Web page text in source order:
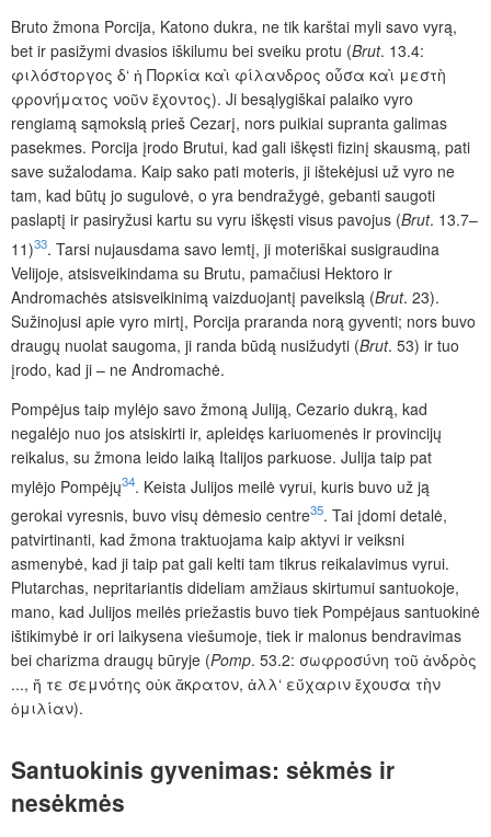
Bruto žmona Porcija, Katono dukra, ne tik karštai myli savo vyrą,
bet ir pasižymi dvasios iškilumu bei sveiku protu (Brut. 13.4:
φιλόστοργος δ‘ ἡ Πορκία καὶ φίλανδρος οὖσα καὶ μεστὴ
φρονήματος νοῦν ἔχοντος). Ji besąlygiškai palaiko vyro
rengiamą sąmokslą prieš Cezarį, nors puikiai supranta galimas
pasekmes. Porcija įrodo Brutui, kad gali iškęsti fizinį skausmą, pati
save sužalodama. Kaip sako pati moteris, ji ištekėjusi už vyro ne
tam, kad būtų jo sugulovė, o yra bendražygė, gebanti saugoti
paslaptį ir pasiryžusi kartu su vyru iškęsti visus pavojus (Brut. 13.7–
11)33. Tarsi nujausdama savo lemtį, ji moteriškai susigraudina
Velijoje, atsisveikindama su Brutu, pamačiusi Hektoro ir
Andromachės atsisveikinimą vaizduojantį paveikslą (Brut. 23).
Sužinojusi apie vyro mirtį, Porcija praranda norą gyventi; nors buvo
draugų nuolat saugoma, ji randa būdą nusižudyti (Brut. 53) ir tuo
įrodo, kad ji – ne Andromachė.
Pompėjus taip mylėjo savo žmoną Juliją, Cezario dukrą, kad
negalėjo nuo jos atsiskirti ir, apleidęs kariuomenės ir provincijų
reikalus, su žmona leido laiką Italijos parkuose. Julija taip pat
mylėjo Pompėjų34. Keista Julijos meilė vyrui, kuris buvo už ją
gerokai vyresnis, buvo visų dėmesio centre35. Tai įdomi detalė,
patvirtinanti, kad žmona traktuojama kaip aktyvi ir veiksni
asmenybė, kad ji taip pat gali kelti tam tikrus reikalavimus vyrui.
Plutarchas, nepritariantis dideliam amžiaus skirtumui santuokoje,
mano, kad Julijos meilės priežastis buvo tiek Pompėjaus santuokinė
ištikimybė ir ori laikysena viešumoje, tiek ir malonus bendravimas
bei charizma draugų būryje (Pomp. 53.2: σωφροσύνη τοῦ ἀνδρὸς
..., ἥ τε σεμνότης οὐκ ἄκρατον, ἀλλ‘ εὔχαριν ἔχουσα τὴν
ὁμιλίαν).
Santuokinis gyvenimas: sėkmės ir
nesėkmės